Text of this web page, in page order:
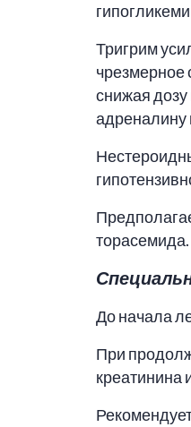
Тригрим
чрезмерное
снижая
адреналину
торасемида.
До начала
При
креатинина